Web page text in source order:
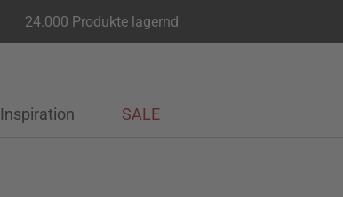
24.000 Produkte lagernd
Inspiration SALE